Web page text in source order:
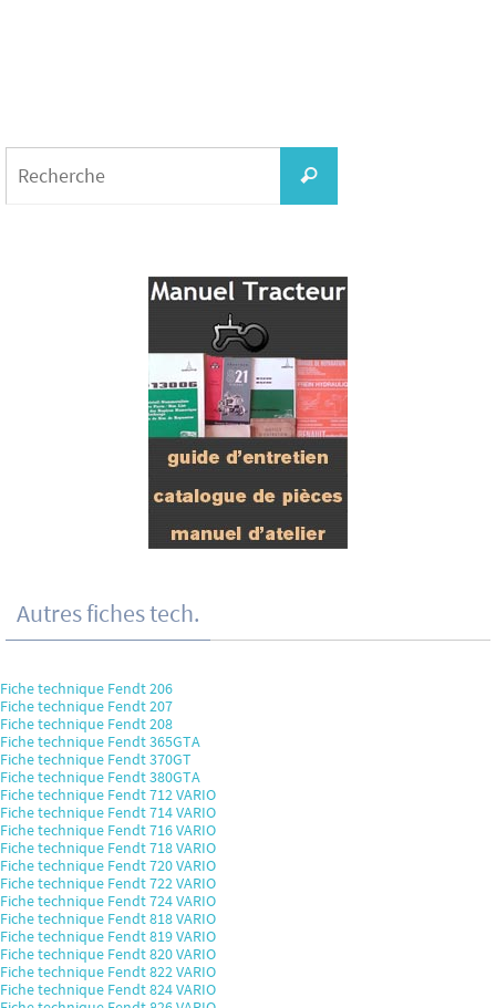
Recherche
Autres fiches tech.
Fiche technique Fendt 206
Fiche technique Fendt 207
Fiche technique Fendt 208
Fiche technique Fendt 365GTA
Fiche technique Fendt 370GT
Fiche technique Fendt 380GTA
Fiche technique Fendt 712 VARIO
Fiche technique Fendt 714 VARIO
Fiche technique Fendt 716 VARIO
Fiche technique Fendt 718 VARIO
Fiche technique Fendt 720 VARIO
Fiche technique Fendt 722 VARIO
Fiche technique Fendt 724 VARIO
Fiche technique Fendt 818 VARIO
Fiche technique Fendt 819 VARIO
Fiche technique Fendt 820 VARIO
Fiche technique Fendt 822 VARIO
Fiche technique Fendt 824 VARIO